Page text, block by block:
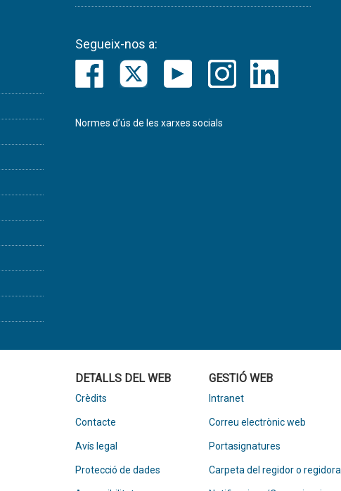
Segueix-nos a:
Normes d’ús de les xarxes socials
DETALLS DEL WEB
Crèdits
Contacte
Avís legal
Protecció de dades
GESTIÓ WEB
Intranet
Correu electrònic web
Portasignatures
Carpeta del regidor o regidora